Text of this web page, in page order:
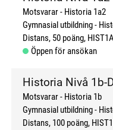
Motsvarar - Historia 1a2
Gymnasial utbildning
Distans 50 poäng
Öppen för ansökan
Historia Nivå 1b-
Motsvarar - Historia 1b
Gymnasial utbildning
Distans 100 poäng